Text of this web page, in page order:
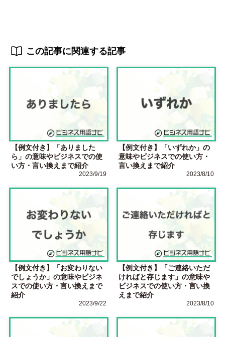
この記事に関連する記事
【例文付き】「ありました
ら」の意味やビジネスでの使
い方・言い換えまで紹介
2023/9/19
【例文付き】「いずれか」の
意味やビジネスでの使い方・
言い換えまで紹介
2023/8/10
【例文付き】「お変わりない
でしょうか」の意味やビジネ
スでの使い方・言い換えまで
紹介
2023/9/22
【例文付き】「ご連絡いただ
ければと存じます」の意味や
ビジネスでの使い方・言い換
えまで紹介
2023/8/10